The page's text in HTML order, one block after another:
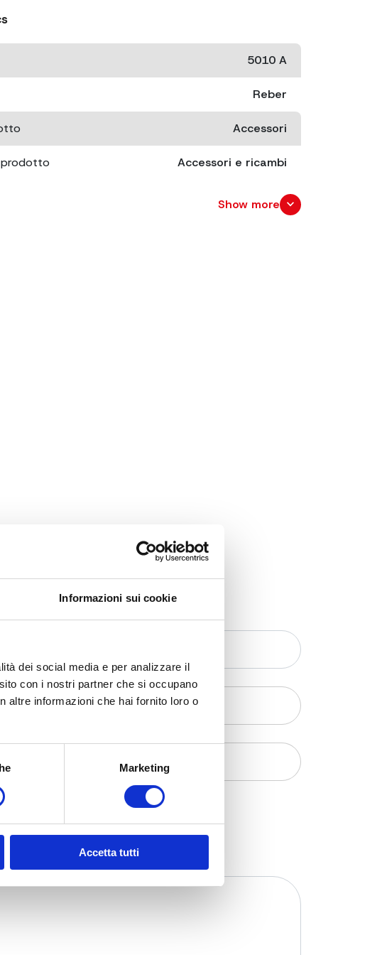
Informazioni sui cookie
dei social media e per analizzare il
con i nostri partner che si occupano
altre informazioni che hai fornito loro o
Marketing
Accetta tutti
5010 A
Reber
Accessori
Accessori e ricambi
cm. 35x25
Show more expand_more